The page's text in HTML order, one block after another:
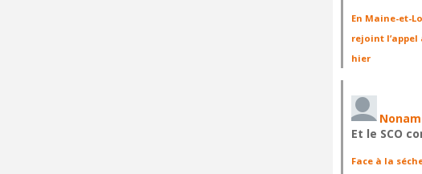
En Maine-et-
rejoint l’appel
hier
Et le SCO
Face à la